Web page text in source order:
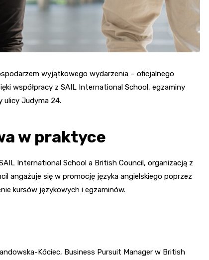
wyjątkowego wydarzenia – oficjalnego
współpracy z SAIL International School, egzaminy
ulicy Judyma 24.
w praktyce
International School a British Council, organizacją z
angażuje się w promocję języka angielskiego poprzez
kursów językowych i egzaminów.
Kóciec, Business Pursuit Manager w British